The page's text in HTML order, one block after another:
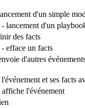
d'un simple
- lancement d'un
des facts
- efface un facts
d'autres
et ses facts
affiche l'événement